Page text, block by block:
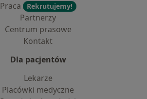
Praca
Rekrutujemy!
Partnerzy
Centrum prasowe
Kontakt
Dla pacjentów
Lekarze
Placówki medyczne